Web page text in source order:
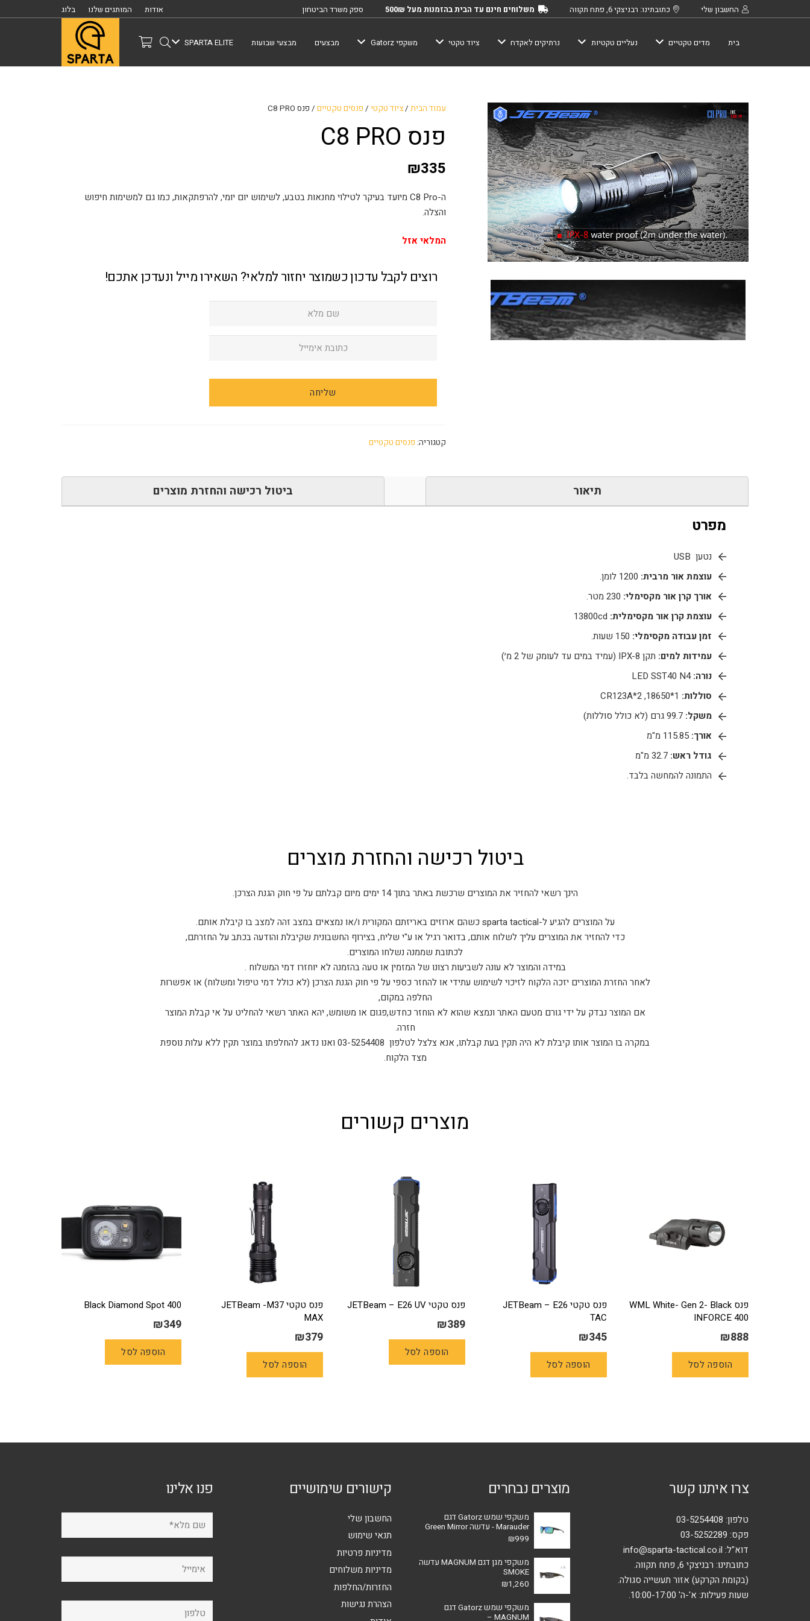
החשבון שלי כתובתינו: רבניצקי 6, פתח תקווה משלוחים חינם עד הבית בהזמנות מעל 500₪ ספק משרד הביטחון אודות המותגים שלנו בלוג
בית מדים טקטיים נעליים טקטיות נרתיקים לאקדח ציוד טקטי משקפי Gatorz מבצעים מבצעי שבועות SPARTA ELITE
עמוד הבית/ציוד טקטי/ פנסים טקטיים/ פנס C8 PRO
פנס C8 PRO
₪335
ה-C8 Pro מיועד בעיקר לטילוי מחנאות בטבע, לשימוש יום יומי, להרפתקאות, כמו גם למשימות חיפוש
והצלה.
המלאי אזל
רוצים לקבל עדכון כשמוצר יחזור למלאי? השאירו מייל ונעדכן אתכם!
קטגוריה: פנסים טקטיים
תיאור ביטול רכישה והחזרת מוצרים
מפרט
נטען USB
עוצמת אור מרבית:
אורך קרן אור מקסימלי:
עוצמת קרן אור מקסימלית:
זמן עבודה מקסימלי:
עמידות למים: תקן IPX-8 (עמיד במים עד לעומק של 2 מ׳)
נורה:LED SST40 N4
סוללות:
משקל: 99.7 גרם (לא כולל סוללות)
אורך: 115.85 מ"מ
גודל ראש: 32.7 מ"מ
התמונה להמחשה בלבד.
ביטול רכישה והחזרת מוצרים
הינך רשאי להחזיר את המוצרים שרכשת באתר בתוך 14 ימים מיום קבלתם על פי חוק הגנת הצרכן.
על המוצרים להגיע ל-sparta tactical כשהם ארוזים באריזתם המקורית ו/או נמצאים במצב זהה למצב בו קיבלת אותם.
כדי להחזיר את המוצרים עליך לשלוח אותם, בדואר רגיל או ע"י שליח, בצירוף החשבונית שקיבלת והודעה בכתב על החזרתם,
לכתובת שממנה נשלחו המוצרים.
במידה והמוצר לא עונה לשביעות רצונו של המזמין או טעה בהזמנה לא יוחזרו דמי המשלוח .
לאחר החזרת המוצרים יזכה הלקוח לזיכוי לשימוש עתידי או להחזר כספי על פי חוק הגנת הצרכן (לא כולל דמי טיפול ומשלוח) או אפשרות
החלפה במקום,
אם המוצר נבדק על ידי גורם מטעם האתר ונמצא שהוא לא הוחזר כחדש,פגום או משומש, יהא האתר רשאי להחליט על אי קבלת המוצר
חזרה.
במקרה בו המוצר אותו קיבלת לא היה תקין בעת קבלתו, אנא צלצל לטלפון 03-5254408 ואנו נדאג להחלפתו במוצר תקין ללא עלות נוספת
מצד הלקוח.
מוצרים קשורים
פנס WML White- Gen 2- Black
INFORCE 400
₪888
הוספה לסל
פנס טקטי JETBeam – E26
TAC
₪345
הוספה לסל
פנס טקטי JETBeam – E26 UV
₪389
הוספה לסל
פנס טקטי JETBeam -M37
MAX
₪379
הוספה לסל
Black Diamond Spot 400
₪349
הוספה לסל
צרו איתנו קשר
טלפון: 03-5254408
פקס: 03-5252289
דוא"ל: info@sparta-tactical.co.il
כתובתינו: רבניצקי 6, פתח תקווה.
(בקומת הקרקע) אזור תעשייה סגולה.
שעות פעילות: א'-ה' 10:00-17:00.
מוצרים נבחרים
משקפי שמש Gatorz דגם
Marauder - עדשה Green Mirror
₪999
משקפי מגן דגם MAGNUM עדשה
SMOKE
₪1,260
משקפי שמש Gatorz דגם
MAGNUM –
קישורים שימושיים
החשבון שלי
תנאי שימוש
מדיניות פרטיות
מדיניות משלוחים
החזרות/החלפות
הצהרת נגישות
פנו אלינו